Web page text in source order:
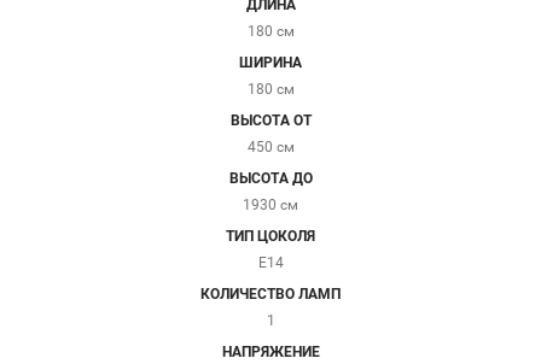
ДЛИНА
180 см
ШИРИНА
180 см
ВЫСОТА ОТ
450 см
ВЫСОТА ДО
1930 см
ТИП ЦОКОЛЯ
E14
КОЛИЧЕСТВО ЛАМП
1
НАПРЯЖЕНИЕ